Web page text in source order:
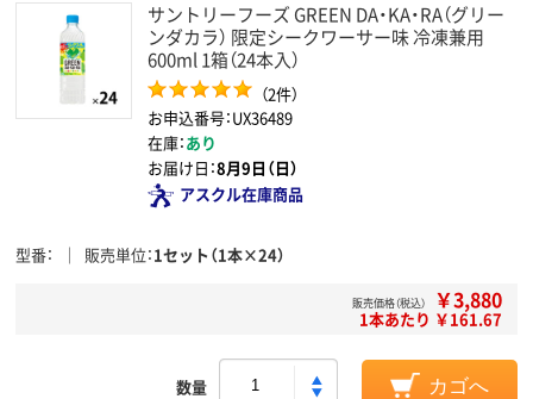
サントリーフーズ GREEN DA・KA・RA（グリー
ンダカラ） 限定シークワーサー味 冷凍兼用
600ml 1箱（24本入）
（2件）
お申込番号：UX36489
在庫：あり
お届け日：8月9日（日）
アスクル在庫商品
型番 販売単位 1セット（1本×24）
販売価格（税込） ￥3,880
1本あたり ￥161.67
数量 カゴへ